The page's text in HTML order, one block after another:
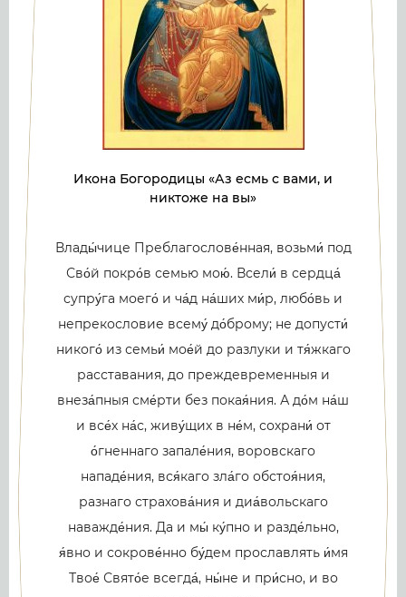
Икона Богородицы «Аз есмь с вами, и
никтоже на вы»
Влады́чице Преблагослове́нная, возьми́ под
Сво́й покро́в семью мою́. Всели́ в сердца́
супру́га моего́ и ча́д на́ших ми́р, любо́вь и
непрекословие всему́ до́брому; не допусти́
никого́ из семьи́ мое́й до разлуки и тя́жкаго
расставания, до преждевременныя и
внеза́пныя сме́рти без покая́ния. А до́м на́ш
и все́х на́с, живу́щих в не́м, сохрани́ от
о́гненнаго запале́ния, воровскаго
нападе́ния, вся́каго зла́го обстоя́ния,
разнаго страхова́ния и диа́вольскаго
наважде́ния. Да и мы́ ку́пно и разде́льно,
я́вно и сокрове́нно бу́дем прославлять и́мя
Твое́ Свято́е всегда́, ны́не и при́сно, и во